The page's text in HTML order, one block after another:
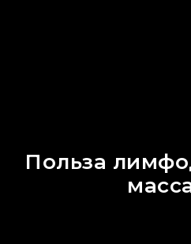
Польза